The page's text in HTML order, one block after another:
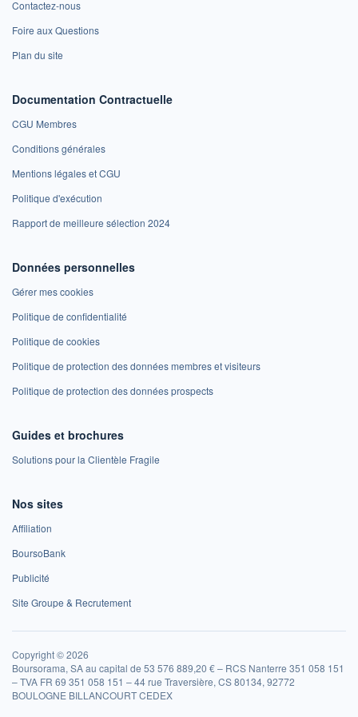
Contactez-nous
Foire aux Questions
Plan du site
Documentation Contractuelle
CGU Membres
Conditions générales
Mentions légales et CGU
Politique d'exécution
Rapport de meilleure sélection 2024
Données personnelles
Gérer mes cookies
Politique de confidentialité
Politique de cookies
Politique de protection des données membres et visiteurs
Politique de protection des données prospects
Guides et brochures
Solutions pour la Clientèle Fragile
Nos sites
Affiliation
BoursoBank
Publicité
Site Groupe & Recrutement
Copyright © 2026
Boursorama, SA au capital de 53 576 889,20 € – RCS Nanterre 351 058 151
– TVA FR 69 351 058 151 – 44 rue Traversière, CS 80134, 92772
BOULOGNE BILLANCOURT CEDEX